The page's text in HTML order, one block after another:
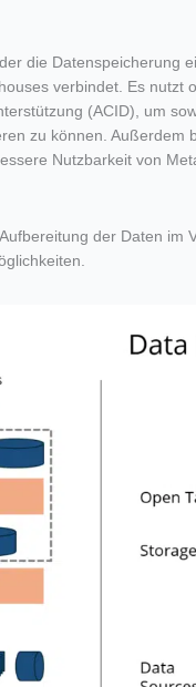
die Datenspeicherung
verbindet. Es nutzt
(ACID), um
zu können. Außerdem
Nutzbarkeit von
der Daten im